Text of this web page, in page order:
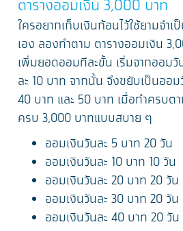
ตารางออมเงิน 3,000 บาท
ใครอยากเก็บเงินก้อนไว้ใช้ยามจำเ
เอง ลองทำตาม ตารางออมเงิน
เพิ่มยอดออมทีละขั้น เริ่มจากออมวั
ละ 10 บาท จากนั้น จึงขยับเป็นออ
40 บาท และ 50 บาท เมื่อทำครบต
ครบ 3,000 บาทแบบสบาย ๆ
ออมเงินวันละ 5 บาท 20 วัน
ออมเงินวันละ 10 บาท 10 วัน
ออมเงินวันละ 20 บาท 20 วัน
ออมเงินวันละ 30 บาท 20 วัน
ออมเงินวันละ 40 บาท 20 วัน